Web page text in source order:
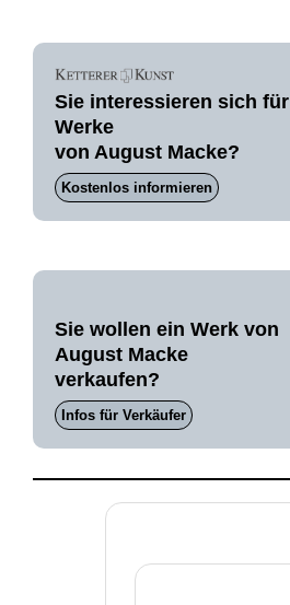
Sie interessieren sich für
Werke
von August Macke?
Kostenlos informieren
Sie wollen ein Werk von
August Macke
verkaufen?
Infos für Verkäufer